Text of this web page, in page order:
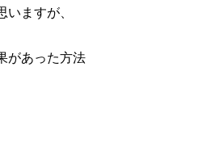
いますが、
があった方法